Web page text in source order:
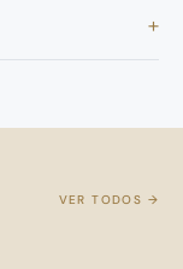
+
VER TODOS →